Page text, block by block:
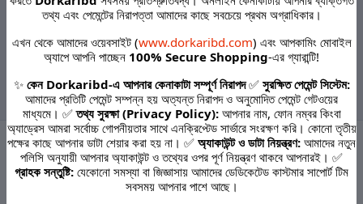
kg Code 30929093
-33ml+33ml Code: 53983949
1 2 3 4 5 6 7 8
10
... 24 25 ›
Terms & conditions
তথ্য এবং পেমেন্টের নিরাপত্তা আমাদের কাছে সবচেয়ে প্রথম অগ্রাধিকার।
এখন থেকে আমাদের ওয়েবসাইট (www.dorkaribd.com) এবং আপকামিং মোবাইল
অ্যাপে আপনি পাচ্ছেন 100% Secure Shopping-এর গ্যারান্টি!
✨ কেন Dorkaribd-এ আপনার কেনাকাটা সম্পূর্ণ নিরাপদ✅ সুরক্ষিত পেমেন্ট সিস্টেম:
আমাদের প্রতিটি পেমেন্ট সম্পন্ন হয় অত্যন্ত নিরাপদ ও অনুমোদিত পেমেন্ট গেটওয়ের
মাধ্যমে। ✅তথ্য সুরক্ষা (Privacy Policy):আপনার নাম, ফোন নম্বর কিংবা
অ্যাড্রেস আমরা সর্বোচ্চ গোপনীয়তার সাথে এনক্রিপ্টেড সার্ভারে সংরক্ষণ করি। কোনো তৃতীয়
পক্ষের কাছে আপনার ডাটা শেয়ার করা হয় না। ✅ অ্যাকাউন্ট ও ডাটা নিয়ন্ত্রণ: আমাদের নতুন
পলিসি অনুযায়ী আপনার অ্যাকাউন্ট ও তথ্যের ওপর পূর্ণ নিয়ন্ত্রণ থাকবে আপনারই। ✅
গ্রাহক সন্তুষ্টি: যেকোনো সমস্যা বা জিজ্ঞাসায় আমাদের ডেডিকেটেড কাস্টমার সাপোর্ট টিম
সবসময় আপনার পাশে আছে।